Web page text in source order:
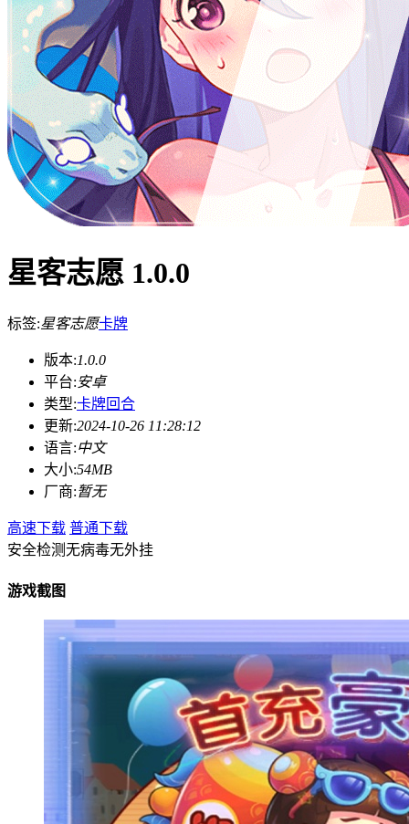
星客志愿 1.0.0
标签:星客志愿卡牌
版本:1.0.0
平台:安卓
类型:卡牌回合
更新:2024-10-26 11:28:12
语言:中文
大小:54MB
厂商:暂无
高速下载 普通下载
安全检测无病毒无外挂
游戏截图